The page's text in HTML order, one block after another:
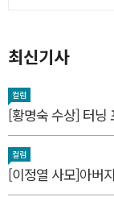
최신기사
컬럼
[황명숙 수상] 터닝
컬럼
[이정열 사모]아버